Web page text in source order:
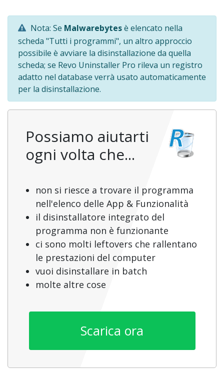
Nota: Se Malwarebytesè elencato nella
scheda "Tutti i programmi", un altro approccio
possibile è avviare la disinstallazione da quella
scheda; se Revo Uninstaller Pro rileva un registro
adatto nel database verrà usato automaticamente
per la disinstallazione.
Possiamo aiutarti
ogni volta che...
non si riesce a trovare il programma
nell'elenco delle App & Funzionalità
il disinstallatore integrato del
programma non è funzionante
ci sono molti leftovers che rallentano
le prestazioni del computer
vuoi disinstallare in batch
molte altre cose
Scarica ora